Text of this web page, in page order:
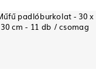
padlóburkolat - 30 x
30 cm - 11 db / csomag